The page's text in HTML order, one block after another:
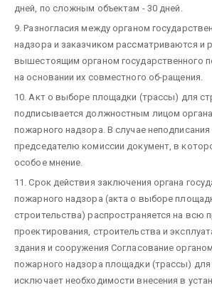
дней, по сложным объектам - 30 дней.
9. Разногласия между органом
надзора и заказчиком рассматриваются и
вышестоящим органом государственного
на основании их совместного об-ращения.
10. Акт о выборе площадки (трассы) для
подписывается должностным лицом органа
пожарного надзора. В случае неподписания
председателю комиссии документ, в
особое мнение.
11. Срок действия заключения органа
пожарного надзора (акта о выборе
строительства) распространяется на всю
проектирования, строительства и
здания и сооружения Согласование
пожарного надзора площадки (трассы) для
исключает необходимости внесения в